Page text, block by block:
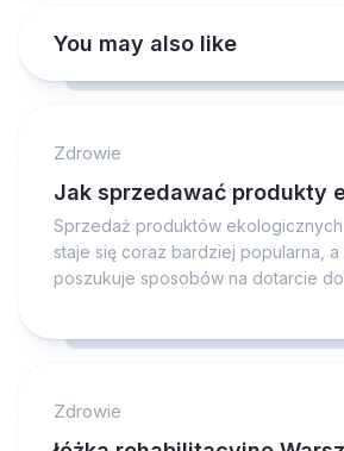
You may also like
Zdrowie
Jak sprzedawać produkty
Sprzedaż produktów
staje się coraz bardziej popularna,
poszukuje sposobów na dotarcie
Zdrowie